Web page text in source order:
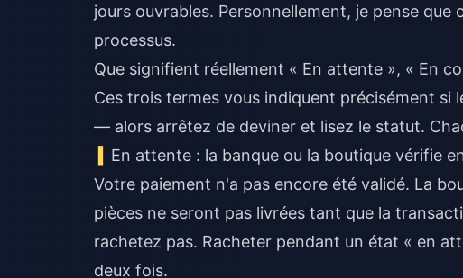
jours ouvrables. Personnellement, je pense
processus.
Que signifient réellement « En attente », « En
Ces trois termes vous indiquent précisément si
— alors arrêtez de deviner et lisez le statut.
En attente : la banque ou la boutique vérifie
Votre paiement n'a pas encore été validé. La
pièces ne seront pas livrées tant que la
rachetez pas. Racheter pendant un état « en
deux fois.